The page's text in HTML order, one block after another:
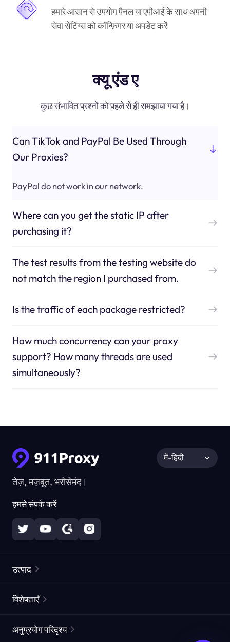
हमारे आसान से उपयोग पैनल या एपीआई के साथ अपनी
सेवा सेटिंग्स को कॉन्फ़िगर या अपडेट करें
क्यू एंड ए
कुछ संभावित प्रश्नों को पहले से ही समझाया गया है।
Can TikTok and PayPal Be Used Through
Our Proxies?
PayPal do not work in our network.
Where can you get the static IP after
purchasing it?
The test results from the testing website do
not match the region I purchased from.
Is the traffic of each package restricted?
How much concurrency can your proxy
support? How many threads are used
simultaneously?
तेज़, मज़बूत, भरोसेमंद।
हमसे संपर्क करें
में-हिंदी
उत्पाद
स्थैतिक रेज़िडेंशियल प्रॉक्सीज़
विशेषताएँ
प्रॉक्सी चेकर
अनुप्रयोग परिदृश्य